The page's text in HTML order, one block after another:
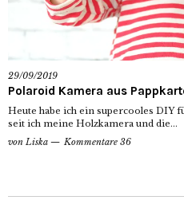
29/09/2019
Polaroid Kamera aus
Heute habe ich ein supercooles DIY
seit ich meine Holzkamera und die...
von Liska Kommentare 36